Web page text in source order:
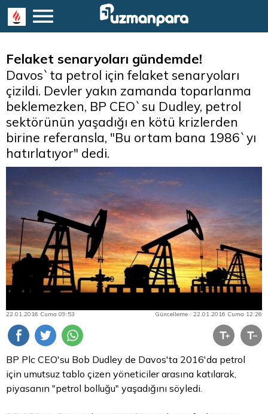
Felaket senaryoları gündemde!
Davos`ta petrol için felaket senaryoları
çizildi. Devler yakın zamanda toparlanma
beklemezken, BP CEO`su Dudley, petrol
sektörünün yaşadığı en kötü krizlerden
birine referansla, "Bu ortam bana 1986`yı
hatırlatıyor" dedi.
22.01.2016 Cuma 09:53 Güncelleme : 22.01.2016 Cuma 12:26
BP Plc CEO'su Bob Dudley de Davos'ta 2016'da petrol
için umutsuz tablo çizen yöneticiler arasına katılarak,
piyasanın "petrol bolluğu" yaşadığını söyledi.